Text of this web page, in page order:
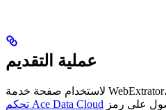
عملية التقديم
تحكم Ace Data Cloud